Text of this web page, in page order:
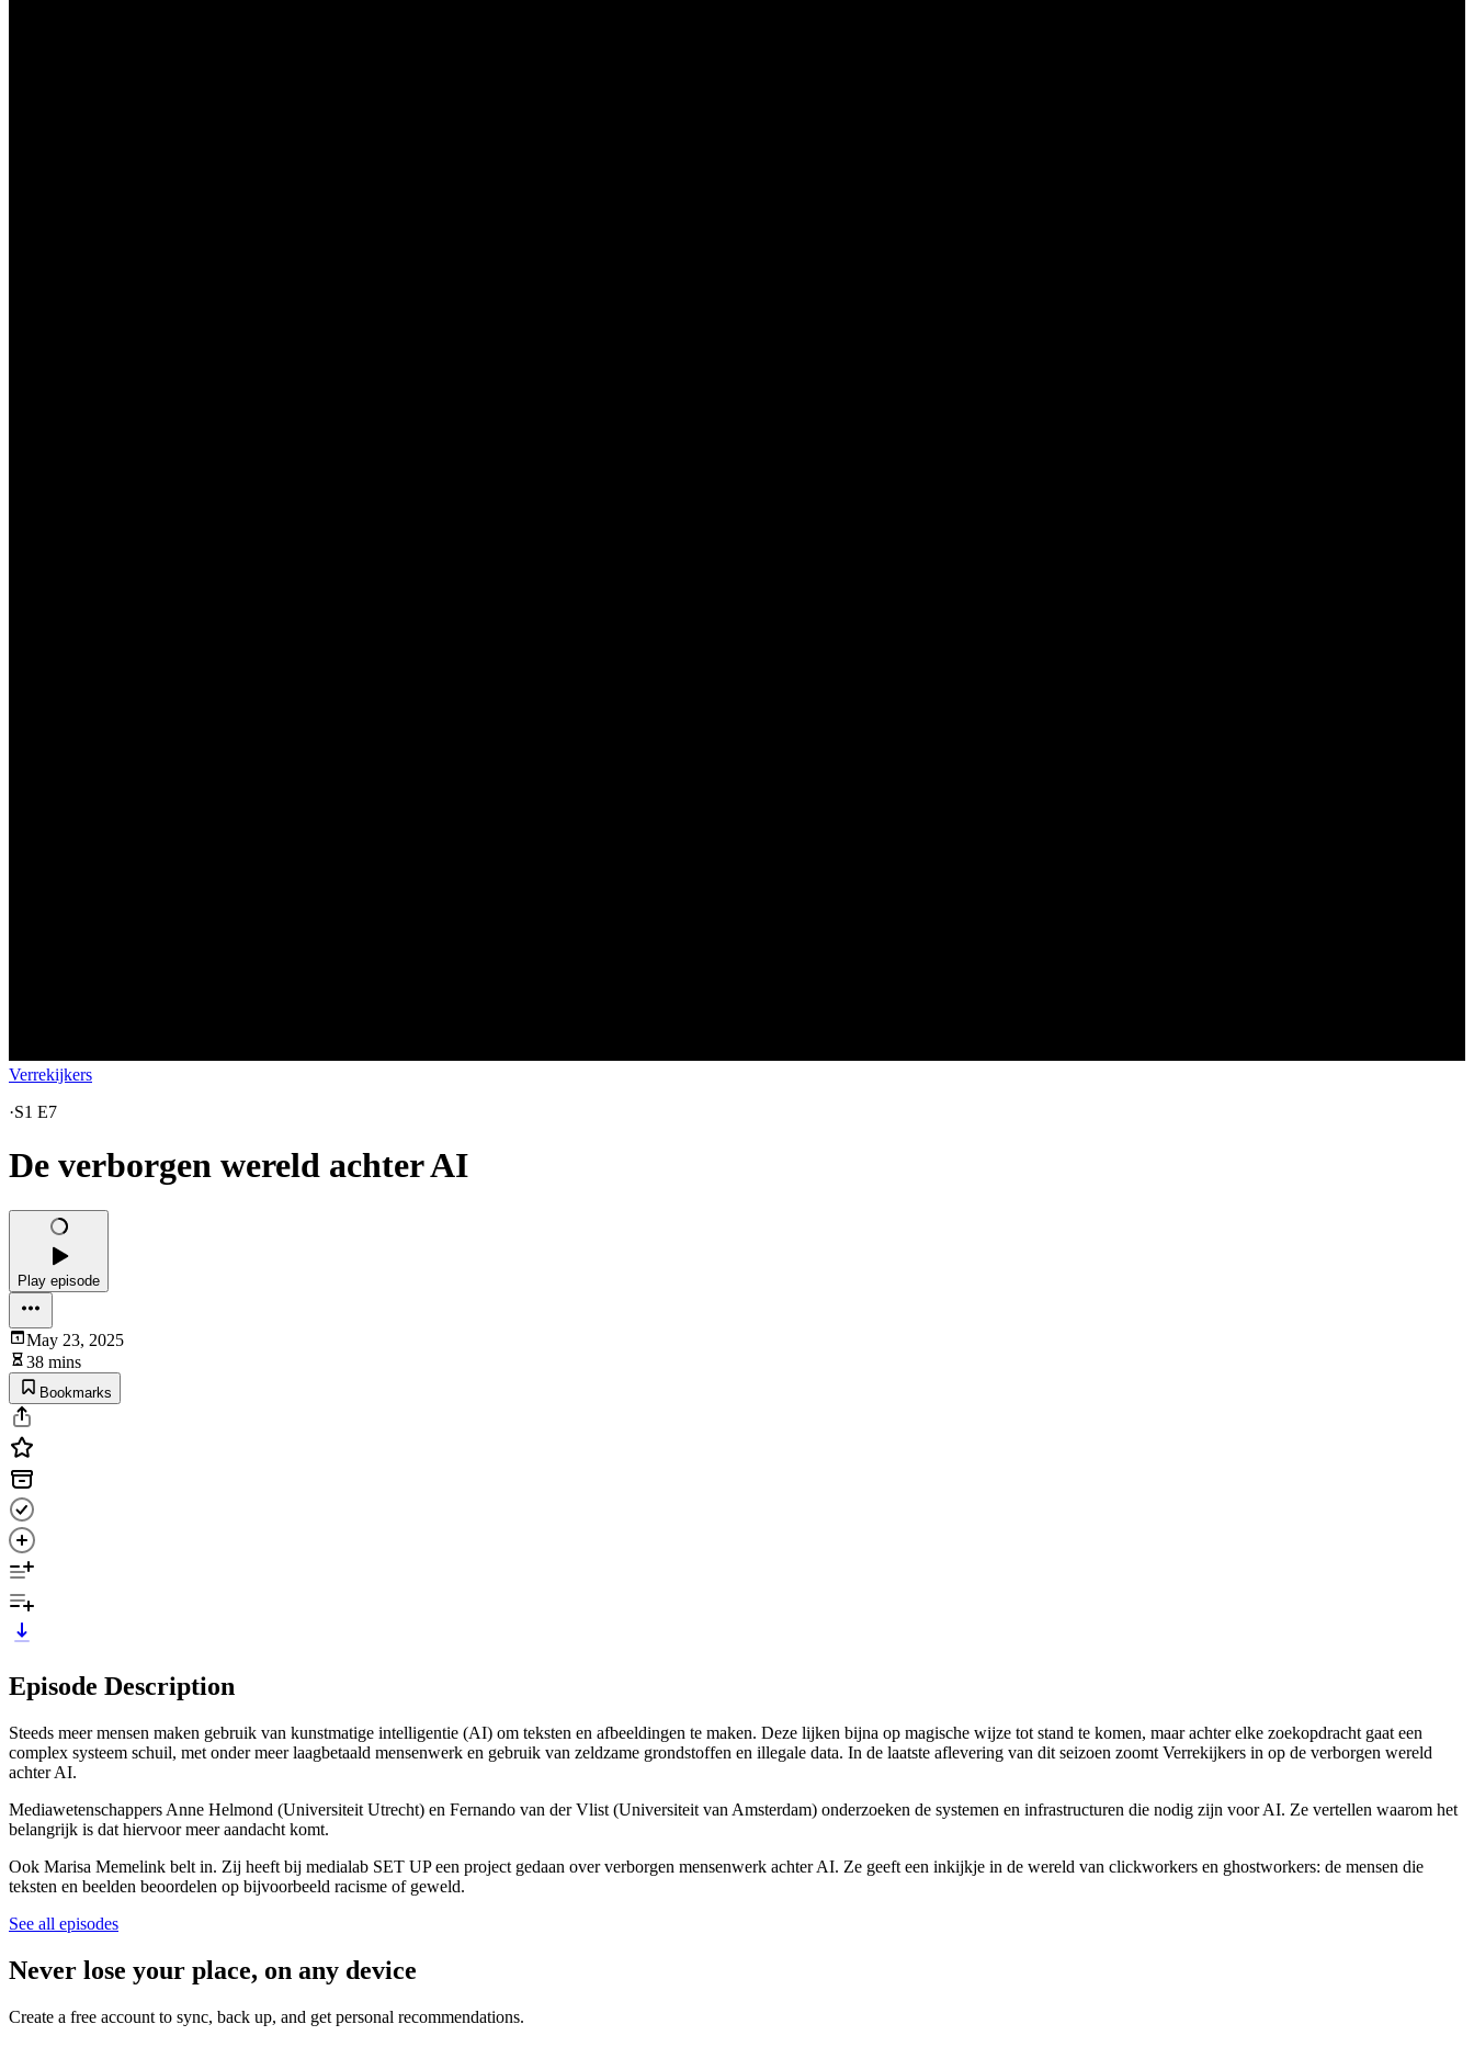
Verrekijkers
·S1 E7
De verborgen wereld achter AI
Play episode
May 23, 2025
38 mins
Bookmarks
Episode Description
Steeds meer mensen maken gebruik van kunstmatige intelligentie (AI) om teksten en afbeeldingen te maken. Deze lijken bijna op magische wijze tot stand te komen, maar achter elke zoekopdracht gaat een
complex systeem schuil, met onder meer laagbetaald mensenwerk en gebruik van zeldzame grondstoffen en illegale data. In de laatste aflevering van dit seizoen zoomt Verrekijkers in op de verborgen wereld
achter AI.
Mediawetenschappers Anne Helmond (Universiteit Utrecht) en Fernando van der Vlist (Universiteit van Amsterdam) onderzoeken de systemen en infrastructuren die nodig zijn voor AI. Ze vertellen waarom het
belangrijk is dat hiervoor meer aandacht komt.
Ook Marisa Memelink belt in. Zij heeft bij medialab SET UP een project gedaan over verborgen mensenwerk achter AI. Ze geeft een inkijkje in de wereld van clickworkers en ghostworkers: de mensen die
teksten en beelden beoordelen op bijvoorbeeld racisme of geweld.
See all episodes
Never lose your place, on any device
Create a free account to sync, back up, and get personal recommendations.